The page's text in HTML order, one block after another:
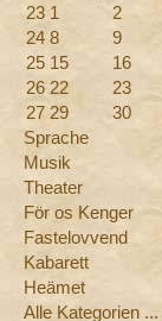
23 1 2
24 8 9
25 15 16
26 22 23
27 29 30
Sprache
Musik
Theater
För os Kenger
Fastelovvend
Kabarett
Heämet
Alle Kategorien ...